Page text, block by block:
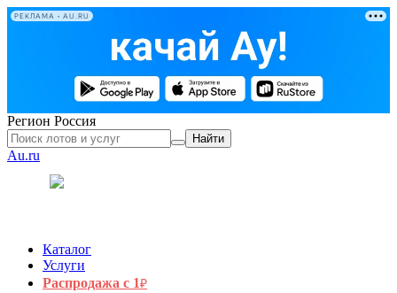
РЕКЛАМА • AU.RU
Регион Россия
Найти
Au.ru
Каталог
Услуги
Распродажа с 1₽